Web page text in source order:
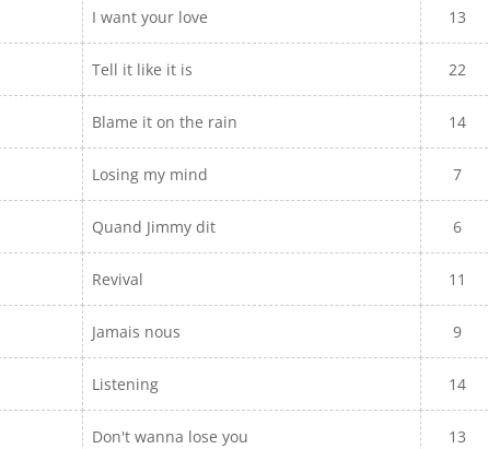
I want your love 13
Tell it like it is 22
Blame it on the rain 14
Losing my mind 7
Quand Jimmy dit 6
Revival 11
Jamais nous 9
Listening 14
Don't wanna lose you 13